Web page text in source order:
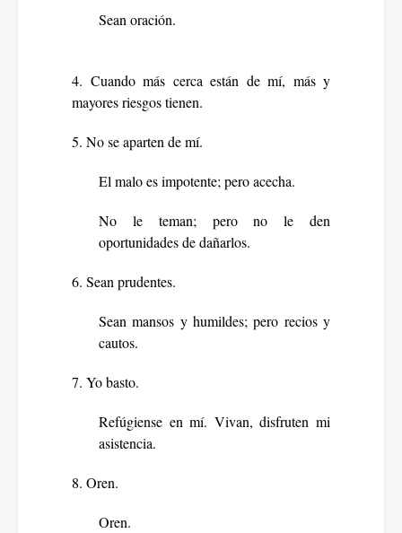
Sean oración.
4. Cuando más cerca están de mí, más y
mayores riesgos tienen.
5. No se aparten de mí.
El malo es impotente; pero acecha.
No le teman; pero no le den
oportunidades de dañarlos.
6. Sean prudentes.
Sean mansos y humildes; pero recios y
cautos.
7. Yo basto.
Refúgiense en mí. Vivan, disfruten mi
asistencia.
8. Oren.
Oren.